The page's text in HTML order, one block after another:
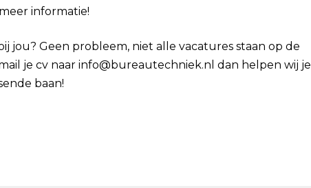
informatie!
jou? Geen probleem, niet alle vacatures staan op de
je cv naar info@bureautechniek.nl dan helpen wij je
baan!